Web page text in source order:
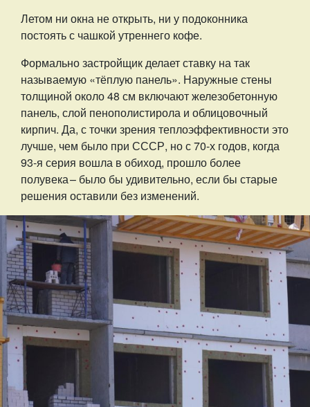
Летом ни окна не открыть, ни у подоконника
постоять с чашкой утреннего кофе.
Формально застройщик делает ставку на так
называемую «тёплую панель». Наружные стены
толщиной около 48 см включают железобетонную
панель, слой пенополистирола и облицовочный
кирпич. Да, с точки зрения теплоэффективности это
лучше, чем было при СССР, но с 70-х годов, когда
93-я серия вошла в обиход, прошло более
полувека – ​было бы удивительно, если бы старые
решения оставили без изменений.